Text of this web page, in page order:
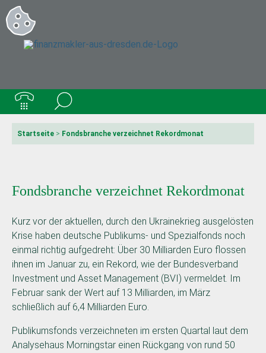
Startseite > Fondsbranche verzeichnet Rekordmonat
Fondsbranche verzeichnet Rekordmonat
Kurz vor der aktuellen, durch den Ukrainekrieg ausgelösten
Krise haben deutsche Publikums- und Spezialfonds noch
einmal richtig aufgedreht: Über 30 Milliarden Euro flossen
ihnen im Januar zu, ein Rekord, wie der Bundesverband
Investment und Asset Management (BVI) vermeldet. Im
Februar sank der Wert auf 13 Milliarden, im März
schließlich auf 6,4 Milliarden Euro.
Publikumsfonds verzeichneten im ersten Quartal laut dem
Analysehaus Morningstar einen Rückgang von rund 50